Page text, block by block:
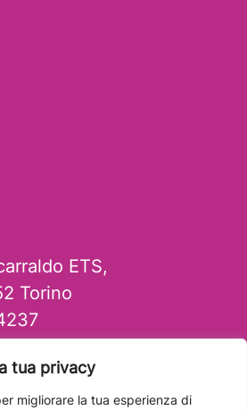
tua privacy
migliorare la tua esperienza di
ETS,
Torino